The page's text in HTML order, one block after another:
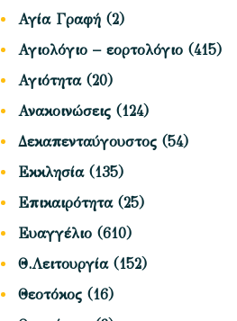
Αγία Γραφή (2)
Αγιολόγιο – εορτολόγιο (415)
Αγιότητα(20)
Ανακοινώσεις (124)
Δεκαπενταύγουστος (54)
Εκκλησία(135)
Επικαιρότητα(25)
Ευαγγέλιο (610)
Θ.Λειτουργία(152)
Θεοτόκος (16)